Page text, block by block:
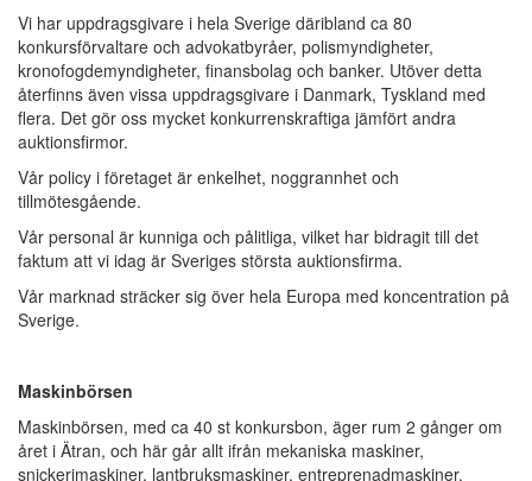
Vi har uppdragsgivare i hela Sverige däribland ca 80
konkursförvaltare och advokatbyråer, polismyndigheter,
kronofogdemyndigheter, finansbolag och banker. Utöver detta
återfinns även vissa uppdragsgivare i Danmark, Tyskland med
flera. Det gör oss mycket konkurrenskraftiga jämfört andra
auktionsfirmor.
Vår policy i företaget är enkelhet, noggrannhet och
tillmötesgående.
Vår personal är kunniga och pålitliga, vilket har bidragit till det
faktum att vi idag är Sveriges största auktionsfirma.
Vår marknad sträcker sig över hela Europa med koncentration på
Sverige.
Maskinbörsen
Maskinbörsen, med ca 40 st konkursbon, äger rum 2 gånger om
året i Ätran, och här går allt ifrån mekaniska maskiner,
snickerimaskiner, lantbruksmaskiner, entreprenadmaskiner,